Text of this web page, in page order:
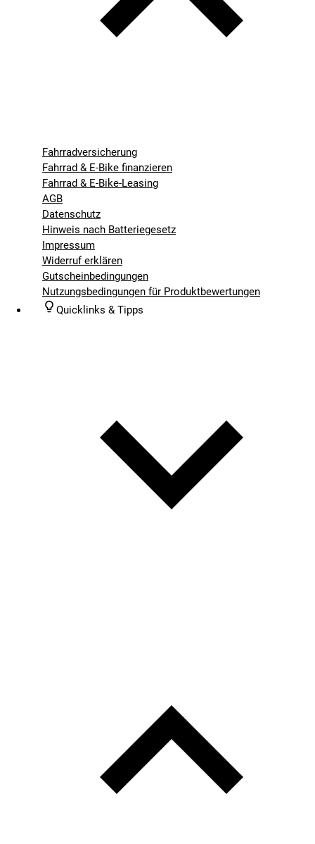
Fahrradversicherung
Fahrrad & E-Bike finanzieren
Fahrrad & E-Bike-Leasing
AGB
Datenschutz
Hinweis nach Batteriegesetz
Impressum
Widerruf erklären
Gutscheinbedingungen
Nutzungsbedingungen für Produktbewertungen
Quicklinks & Tipps